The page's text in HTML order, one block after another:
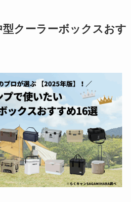
型クーラーボックスおす